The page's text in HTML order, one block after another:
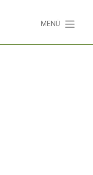
MENÜ